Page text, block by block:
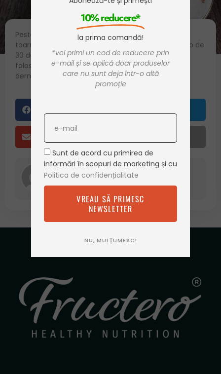
Peste 2 linguri cu fructe uscate sau proaspete se
toarnă 500 ml apă clocotită. Vasul se acoperă timp de
30 de minute și apoi se poate bea infuzia. Este
folositoare pentru tratarea bolilor hepatice,
dermatologice, în anemii și reumatism.
admin
10% reducere*
la prima comandă!
*vei primi un cod de reducere prin
e-mail și se aplică doar produselor
care nu sunt deja într-o altă
promoție
Sunt de acord cu primirea de
informări în scopuri de marketing și cu
Politica de confidențialitate
VREAU SĂ PRIMESC
NEWSLETTER
NU, MULȚUMESC!